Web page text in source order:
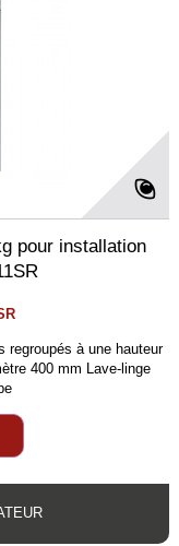
pour installation
regroupés à une hauteur
400 mm Lave-linge